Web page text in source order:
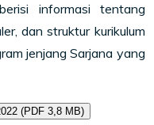
informasi tentang
dan struktur kurikulum
jenjang Sarjana yang
(PDF 3,8 MB)